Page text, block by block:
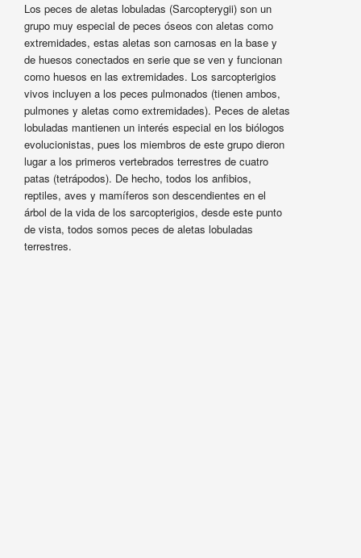
Los peces de aletas lobuladas (Sarcopterygii) son un
grupo muy especial de peces óseos con aletas como
extremidades, estas aletas son carnosas en la base y
de huesos conectados en serie que se ven y funcionan
como huesos en las extremidades. Los sarcopterigios
vivos incluyen a los peces pulmonados (tienen ambos,
pulmones y aletas como extremidades). Peces de aletas
lobuladas mantienen un interés especial en los biólogos
evolucionistas, pues los miembros de este grupo dieron
lugar a los primeros vertebrados terrestres de cuatro
patas (tetrápodos). De hecho, todos los anfibios,
reptiles, aves y mamíferos son descendientes en el
árbol de la vida de los sarcopterigios, desde este punto
de vista, todos somos peces de aletas lobuladas
terrestres.